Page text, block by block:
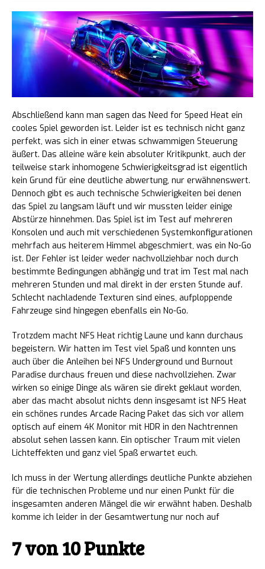
Abschließend kann man sagen das Need for Speed Heat ein
cooles Spiel geworden ist. Leider ist es technisch nicht ganz
perfekt, was sich in einer etwas schwammigen Steuerung
äußert. Das alleine wäre kein absoluter Kritikpunkt, auch der
teilweise stark inhomogene Schwierigkeitsgrad ist eigentlich
kein Grund für eine deutliche abwertung, nur erwähnenswert.
Dennoch gibt es auch technische Schwierigkeiten bei denen
das Spiel zu langsam läuft und wir mussten leider einige
Abstürze hinnehmen. Das Spiel ist im Test auf mehreren
Konsolen und auch mit verschiedenen Systemkonfigurationen
mehrfach aus heiterem Himmel abgeschmiert, was ein No-Go
ist. Der Fehler ist leider weder nachvollziehbar noch durch
bestimmte Bedingungen abhängig und trat im Test mal nach
mehreren Stunden und mal direkt in der ersten Stunde auf.
Schlecht nachladende Texturen sind eines, aufploppende
Fahrzeuge sind hingegen ebenfalls ein No-Go.
Trotzdem macht NFS Heat richtig Laune und kann durchaus
begeistern. Wir hatten im Test viel Spaß und konnten uns
auch über die Anleihen bei NFS Underground und Burnout
Paradise durchaus freuen und diese nachvollziehen. Zwar
wirken so einige Dinge als wären sie direkt geklaut worden,
aber das macht absolut nichts denn insgesamt ist NFS Heat
ein schönes rundes Arcade Racing Paket das sich vor allem
optisch auf einem 4K Monitor mit HDR in den Nachtrennen
absolut sehen lassen kann. Ein optischer Traum mit vielen
Lichteffekten und ganz viel Spaß erwartet euch.
Ich muss in der Wertung allerdings deutliche Punkte abziehen
für die technischen Probleme und nur einen Punkt für die
insgesamten anderen Mängel die wir erwähnt haben. Deshalb
komme ich leider in der Gesamtwertung nur noch auf
7 von 10 Punkte